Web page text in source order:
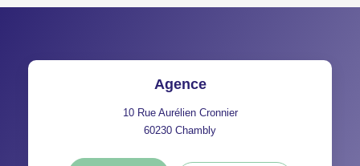
Agence
10 Rue Aurélien Cronnier
60230 Chambly